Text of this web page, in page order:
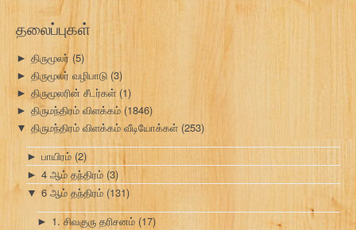
தலைப்புகள்
► திருமூலர் (5)
► திருமூலர் வழிபாடு (3)
► திருமூலரின் சீடர்கள் (1)
► திருமந்திரம் விளக்கம்(1846)
▼ திருமந்திரம் விளக்கம் வீடியோக்கள் (253)
► பாயிரம் (2)
► 4 ஆம் தந்திரம் (3)
▼ 6 ஆம் தந்திரம் (131)
► 1. சிவகுரு தரிசனம் (17)